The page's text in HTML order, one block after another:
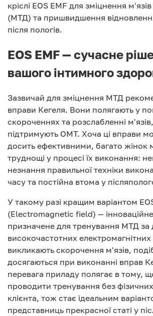
кріслі EOS EMF для зміцнення
(МТД) та пришвидшення
після пологів.
EOS EMF — сучасне
вашого інтимного
Зазвичай для зміцнення МТД
вправи Кегеля. Вони полягають у
скороченнях та розслабленні м'язів,
підтримують ОМТ. Хоча ці вправи
досить ефективними, багато жінок
труднощі у процесі їх виконання:
незнання правильної техніки
часу та постійна втома у
У такому разі кращим варіантом
(Electromagnetic field) —
призначене для тренування МТД
високочастотних електромагнітних
викликають скорочення м'язів,
досягаються при виконанні вправ
перевага приладу полягає в тому,
проводити тренування без
клієнта, тож стає ідеальним
представниць прекрасної статі у